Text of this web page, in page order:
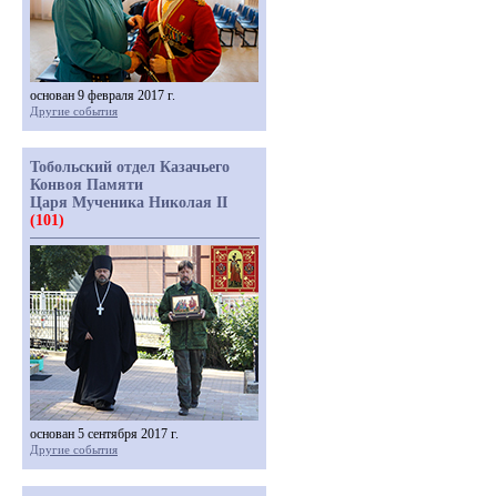
основан 9 февраля 2017 г.
Другие события
Тобольский отдел Казачьего
Конвоя Памяти
Царя Мученика Николая II
(101)
основан 5 сентября 2017 г.
Другие события